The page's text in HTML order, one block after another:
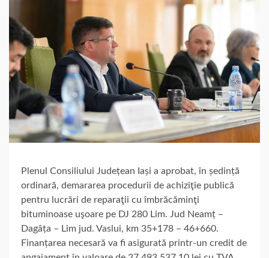
Plenul Consiliului Județean Iași a aprobat, în ședință
ordinară, demararea procedurii de achiziţie publică
pentru lucrări de reparaţii cu îmbrăcăminţi
bituminoase uşoare pe DJ 280 Lim. Jud Neamț –
Dagâța – Lim jud. Vaslui, km 35+178 – 46+660.
Finanțarea necesară va fi asigurată printr-un credit de